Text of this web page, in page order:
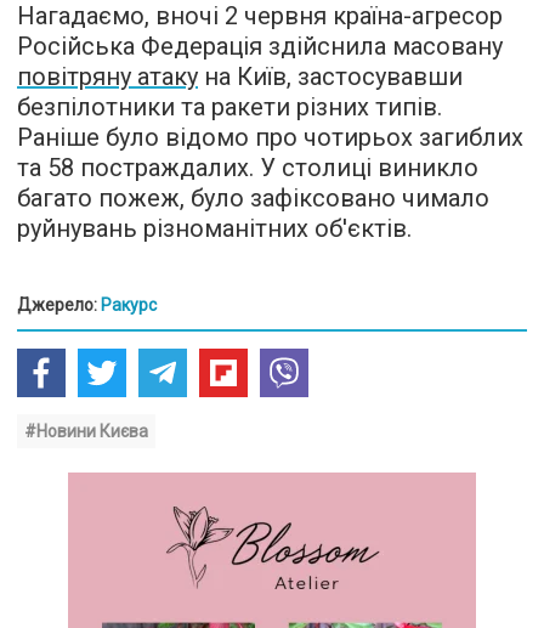
Нагадаємо, вночі 2 червня країна-агресор
Російська Федерація здійснила масовану
повітряну атаку на Київ, застосувавши
безпілотники та ракети різних типів.
Раніше було відомо про чотирьох загиблих
та 58 постраждалих. У столиці виникло
багато пожеж, було зафіксовано чимало
руйнувань різноманітних об'єктів.
Джерело: Ракурс
#Новини Києва